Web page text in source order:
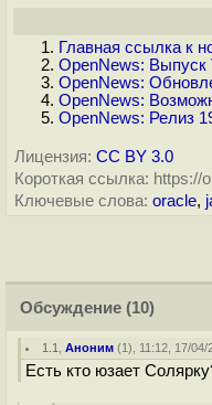
Главная ссылка к
OpenNews: Выпуск
OpenNews:
OpenNews:
OpenNews: Релиз
Лицензия: CC BY 3.0
Короткая ссылка: https://
Ключевые слова: oracle,
Обсуждение (10)
1.1 ,Аноним (1), 11:12, 17/04/
Есть кто юзает